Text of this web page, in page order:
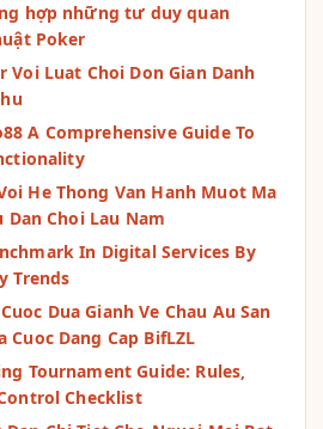
hợp những tư duy quan
Poker
Voi Luat Choi Don Gian Danh
A Comprehensive Guide To
He Thong Van Hanh Muot Ma
Dan Choi Lau Nam
In Digital Services By
Trends
Dua Gianh Ve Chau Au San
Cuoc Dang Cap BifLZL
Tournament Guide: Rules,
Checklist